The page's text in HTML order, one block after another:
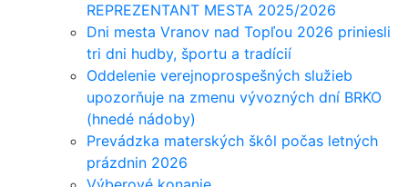
REPREZENTANT MESTA 2025/2026
Dni mesta Vranov nad Topľou 2026 priniesli
tri dni hudby, športu a tradícií
Oddelenie verejnoprospešných služieb
upozorňuje na zmenu vývozných dní BRKO
(hnedé nádoby)
Prevádzka materských škôl počas letných
prázdnin 2026